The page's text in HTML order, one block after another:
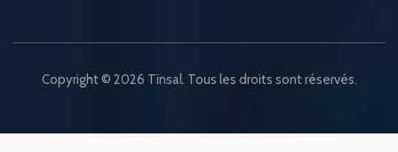
Copyright © 2026 Tinsal. Tous les droits sont réservés.